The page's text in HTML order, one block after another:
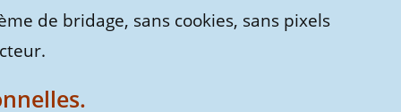
de bridage, sans cookies, sans pixels